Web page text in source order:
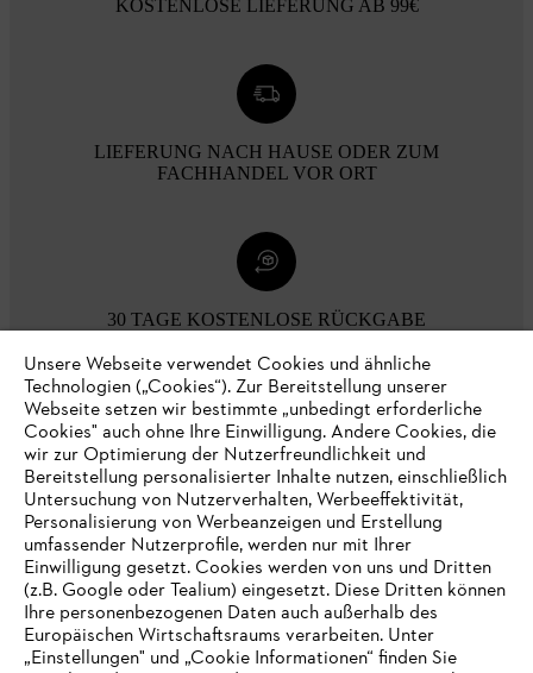
KOSTENLOSE LIEFERUNG AB 99€
LIEFERUNG NACH HAUSE ODER ZUM
FACHHANDEL VOR ORT
30 TAGE KOSTENLOSE RÜCKGABE
Zahlungsmöglichkeiten
Unternehmen
Unsere Webseite verwendet Cookies und ähnliche
Technologien („Cookies“). Zur Bereitstellung unserer
Webseite setzen wir bestimmte „unbedingt erforderliche
Cookies" auch ohne Ihre Einwilligung. Andere Cookies, die
wir zur Optimierung der Nutzerfreundlichkeit und
Bereitstellung personalisierter Inhalte nutzen, einschließlich
Untersuchung von Nutzerverhalten, Werbeeffektivität,
Personalisierung von Werbeanzeigen und Erstellung
umfassender Nutzerprofile, werden nur mit Ihrer
Einwilligung gesetzt. Cookies werden von uns und Dritten
(z.B. Google oder Tealium) eingesetzt. Diese Dritten können
Ihre personenbezogenen Daten auch außerhalb des
Europäischen Wirtschaftsraums verarbeiten. Unter
„Einstellungen" und „Cookie Informationen“ finden Sie